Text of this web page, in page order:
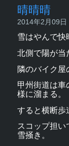
晴晴晴
2014年2月09
雪はやんで快
北側で陽が当
隣のバイク
甲州街道は車
様に溜まる。
すると横断歩
スコップ担
雪掻き。